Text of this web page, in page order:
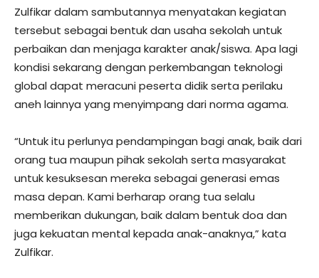
Zulfikar dalam sambutannya menyatakan kegiatan
tersebut sebagai bentuk dan usaha sekolah untuk
perbaikan dan menjaga karakter anak/siswa. Apa lagi
kondisi sekarang dengan perkembangan teknologi
global dapat meracuni peserta didik serta perilaku
aneh lainnya yang menyimpang dari norma agama.
“Untuk itu perlunya pendampingan bagi anak, baik dari
orang tua maupun pihak sekolah serta masyarakat
untuk kesuksesan mereka sebagai generasi emas
masa depan. Kami berharap orang tua selalu
memberikan dukungan, baik dalam bentuk doa dan
juga kekuatan mental kepada anak-anaknya,” kata
Zulfikar.